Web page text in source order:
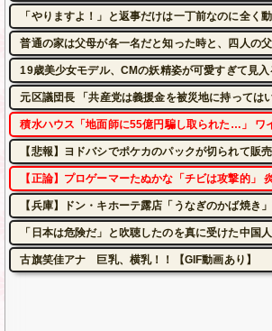
「やりますよ！」と返事だけは一丁前なのに全
普通の家は父母が各一名だと知った時と、四人の
19歳美少女モデル、CMの妖精姿が可愛すぎて見入
元区議団長 「共産党は義援金を被災地に持っては
積水ハウス「地面師に55億円騙し取られた…」
【悲報】ヨドバシでポケカのパックが切られて販
【正論】プロゲーマーたぬかな「チビは攻撃的」
【兵庫】ドン・キホーテ露店「うなぎのかば焼
「日本は危険だ」と吹聴したのを真に受けた中
古旗笑佳アナ 巨乳、横乳！！【GIF動画あり】